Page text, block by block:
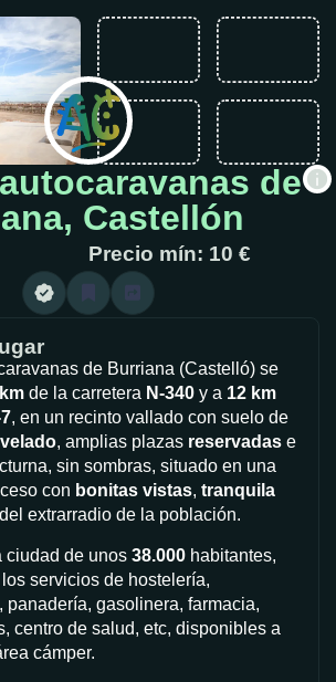
de
Castellón
Precio mín: 10 €
de Burriana (Castelló) se
de la carretera N-340 y a 12 km
, en un recinto vallado con suelo de
, amplias plazas reservadas e
sin sombras, situado en una
con bonitas vistas, tranquila
extrarradio de la población.
ciudad de unos 38.000 habitantes,
servicios de hostelería,
panadería, gasolinera, farmacia,
centro de salud, etc, disponibles a
cámper.